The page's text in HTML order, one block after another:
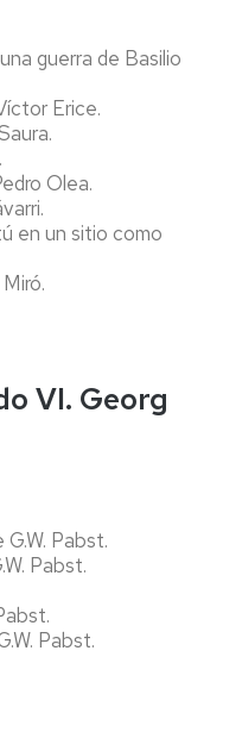
guerra de Basilio
Erice.
Olea.
en un sitio como
VI. Georg
Pabst.
Pabst.
Pabst.